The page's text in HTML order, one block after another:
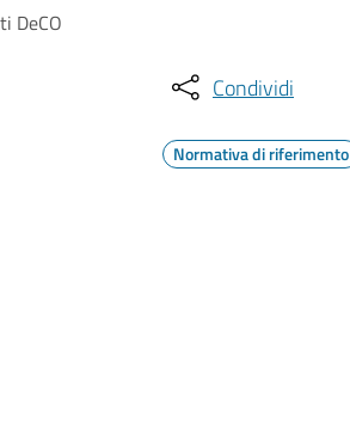
DeCO
Condividi
Normativa di riferimento